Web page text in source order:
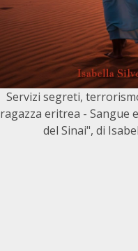
Servizi segreti,
ragazza eritrea - Sangue
del Sinai", di